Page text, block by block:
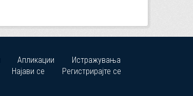
Апликации
Истражувања
Најави се Регистрирајте се